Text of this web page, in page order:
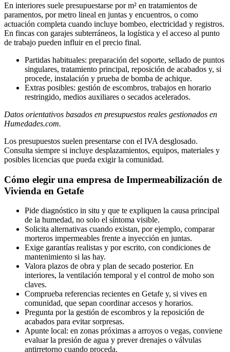
En interiores suele presupuestarse por m² en tratamientos de
paramentos, por metro lineal en juntas y encuentros, o como
actuación completa cuando incluye bombeo, electricidad y registros.
En fincas con garajes subterráneos, la logística y el acceso al punto
de trabajo pueden influir en el precio final.
Partidas habituales: preparación del soporte, sellado de puntos
singulares, tratamiento principal, reposición de acabados y, si
procede, instalación y prueba de bomba de achique.
Extras posibles: gestión de escombros, trabajos en horario
restringido, medios auxiliares o secados acelerados.
Datos orientativos basados en presupuestos reales gestionados en
Humedades.com.
Los presupuestos suelen presentarse con el IVA desglosado.
Consulta siempre si incluye desplazamientos, equipos, materiales y
posibles licencias que pueda exigir la comunidad.
Cómo elegir una empresa de Impermeabilización de
Vivienda en Getafe
Pide diagnóstico in situ y que te expliquen la causa principal
de la humedad, no solo el síntoma visible.
Solicita alternativas cuando existan, por ejemplo, comparar
morteros impermeables frente a inyección en juntas.
Exige garantías realistas y por escrito, con condiciones de
mantenimiento si las hay.
Valora plazos de obra y plan de secado posterior. En
interiores, la ventilación temporal y el control de moho son
claves.
Comprueba referencias recientes en Getafe y, si vives en
comunidad, que sepan coordinar accesos y horarios.
Pregunta por la gestión de escombros y la reposición de
acabados para evitar sorpresas.
Apunte local: en zonas próximas a arroyos o vegas, conviene
evaluar la presión de agua y prever drenajes o válvulas
antirretorno cuando proceda.